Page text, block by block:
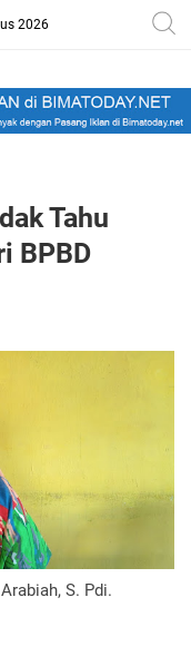
2026
Tahu
BPBD
S. Pdi.